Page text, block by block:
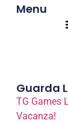
Menu
Guarda
TG Games
Vacanza!